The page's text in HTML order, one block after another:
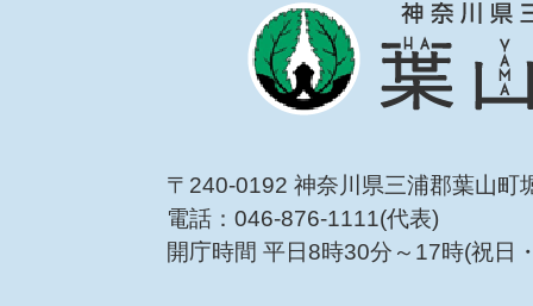
〒240-0192 神奈川県三浦郡葉山町
電話：046-876-1111(代表)
開庁時間 平日8時30分～17時(祝日